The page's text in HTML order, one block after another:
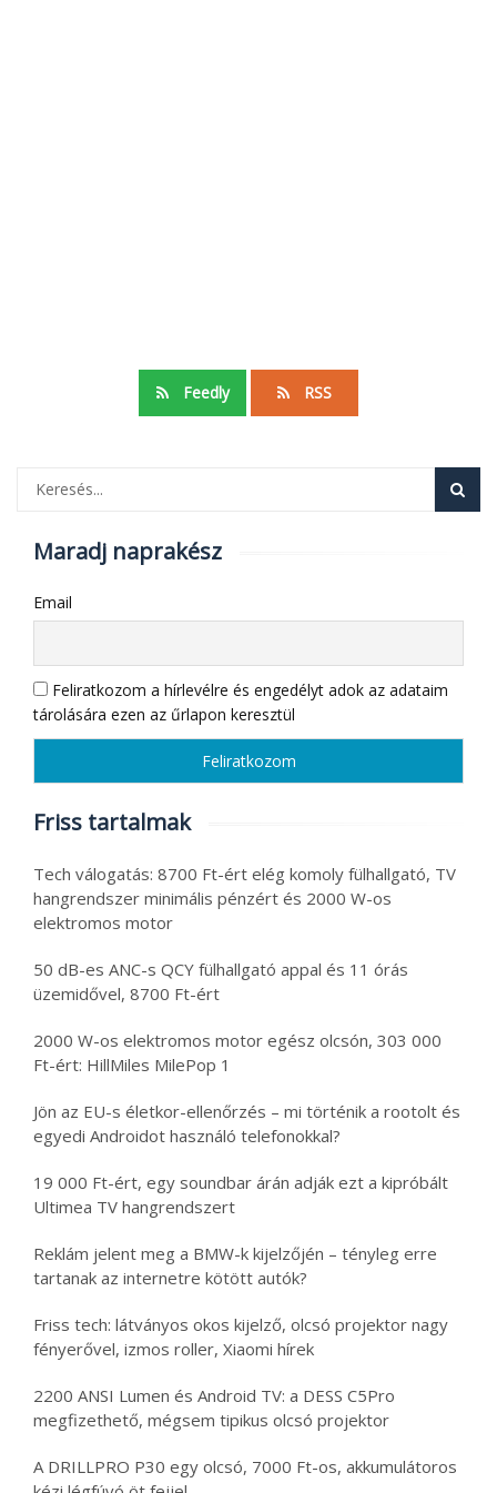
Feedly RSS
Maradj naprakész
Email
Feliratkozom a hírlevélre és engedélyt adok az adataim
tárolására ezen az űrlapon keresztül
Friss tartalmak
Tech válogatás: 8700 Ft-ért elég komoly fülhallgató, TV
hangrendszer minimális pénzért és 2000 W-os
elektromos motor
50 dB-es ANC-s QCY fülhallgató appal és 11 órás
üzemidővel, 8700 Ft-ért
2000 W-os elektromos motor egész olcsón, 303 000
Ft-ért: HillMiles MilePop 1
Jön az EU-s életkor-ellenőrzés – mi történik a rootolt és
egyedi Androidot használó telefonokkal?
19 000 Ft-ért, egy soundbar árán adják ezt a kipróbált
Ultimea TV hangrendszert
Reklám jelent meg a BMW-k kijelzőjén – tényleg erre
tartanak az internetre kötött autók?
Friss tech: látványos okos kijelző, olcsó projektor nagy
fényerővel, izmos roller, Xiaomi hírek
2200 ANSI Lumen és Android TV: a DESS C5Pro
megfizethető, mégsem tipikus olcsó projektor
A DRILLPRO P30 egy olcsó, 7000 Ft-os, akkumulátoros